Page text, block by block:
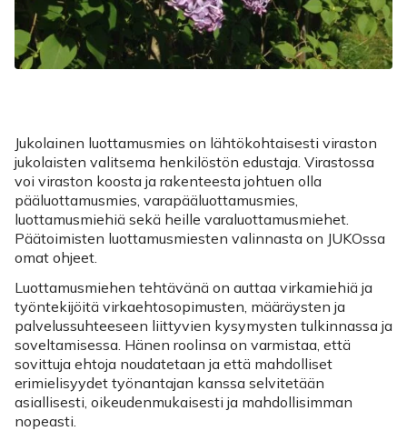
Jukolainen luottamusmies on lähtökohtaisesti viraston
jukolaisten valitsema henkilöstön edustaja. Virastossa
voi viraston koosta ja rakenteesta johtuen olla
pääluottamusmies, varapääluottamusmies,
luottamusmiehiä sekä heille varaluottamusmiehet.
Päätoimisten luottamusmiesten valinnasta on JUKOssa
omat ohjeet.
Luottamusmiehen tehtävänä on auttaa virkamiehiä ja
työntekijöitä virkaehtosopimusten, määräysten ja
palvelussuhteeseen liittyvien kysymysten tulkinnassa ja
soveltamisessa. Hänen roolinsa on varmistaa, että
sovittuja ehtoja noudatetaan ja että mahdolliset
erimielisyydet työnantajan kanssa selvitetään
asiallisesti, oikeudenmukaisesti ja mahdollisimman
nopeasti.